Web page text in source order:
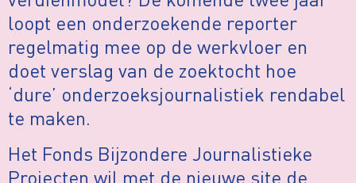
loopt een onderzoekende reporter
regelmatig mee op de werkvloer en
doet verslag van de zoektocht hoe
‘dure’ onderzoeksjournalistiek rendabel
te maken.
Het Fonds Bijzondere Journalistieke
Projecten wil met de nieuwe site de